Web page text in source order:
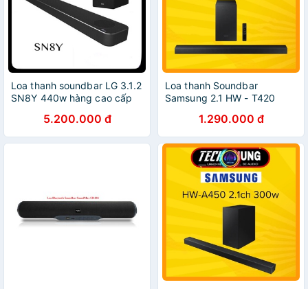
Loa thanh soundbar LG 3.1.2
SN8Y 440w hàng cao cấp
5.200.000 đ
Loa thanh Soundbar
Samsung 2.1 HW - T420
1.290.000 đ